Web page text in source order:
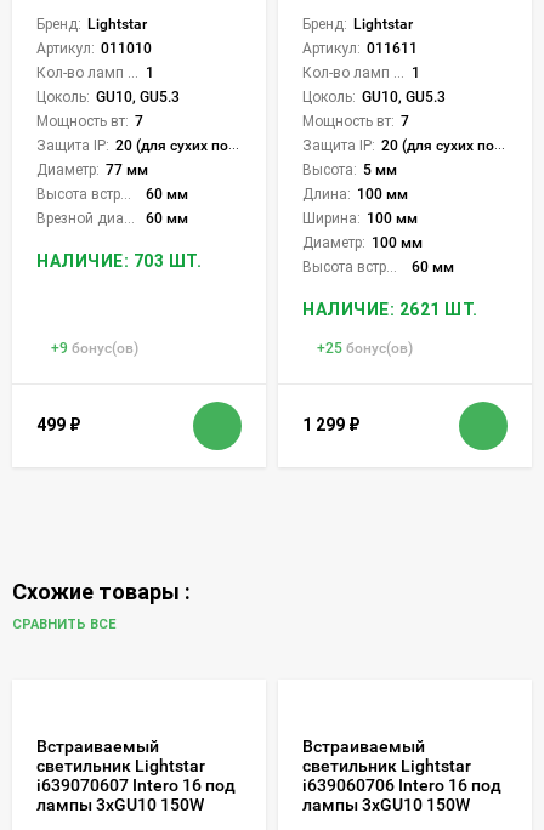
Бренд: Lightstar
Артикул: 011010
1
Цоколь: GU10, GU5.3
Мощность вт: 7
Защита IP: 20 (для сухих пом.)
Диаметр: 77 мм
60 мм
60 мм
НАЛИЧИЕ: 703 ШТ.
+9 бонус(ов)
499 ₽
Бренд: Lightstar
Артикул: 011611
1
Цоколь: GU10, GU5.3
Мощность вт: 7
Защита IP: 20 (для сухих пом.)
Высота: 5 мм
Длина: 100 мм
Ширина: 100 мм
Диаметр: 100 мм
60 мм
НАЛИЧИЕ: 2621 ШТ.
+25 бонус(ов)
1 299 ₽
Схожие товары :
СРАВНИТЬ ВСЕ
Встраиваемый
светильник Lightstar
i639070607 Intero 16 под
лампы 3xGU10 150W
Встраиваемый
светильник Lightstar
i639060706 Intero 16 под
лампы 3xGU10 150W